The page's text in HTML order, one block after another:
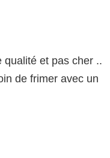
qualité et pas cher ..
de frimer avec un